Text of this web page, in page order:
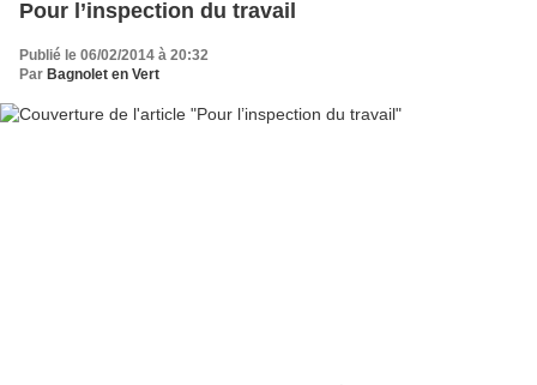
Pour l’inspection du travail
Publié le 06/02/2014 à 20:32
Par Bagnolet en Vert